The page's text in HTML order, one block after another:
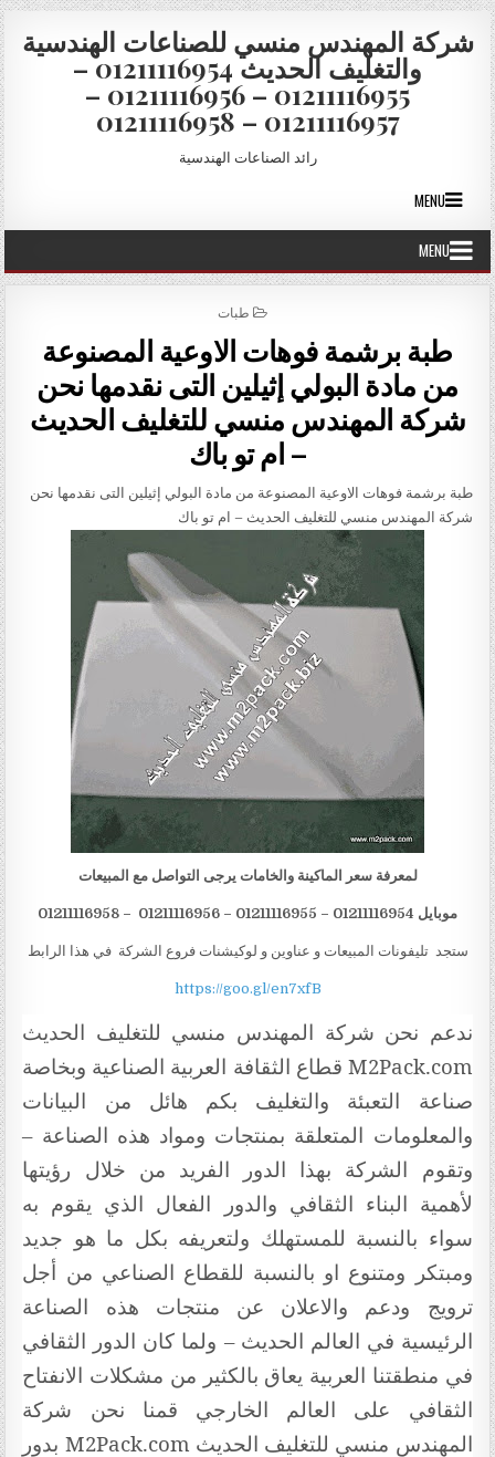
Skip to content
شركة المهندس منسي للصناعات الهندسية
والتغليف الحديث 01211116954 –
01211116955 – 01211116956 –
01211116957 – 01211116958
رائد الصناعات الهندسية
MENU
MENU
POSTED IN
طبات
طبة برشمة فوهات الاوعية المصنوعة
من مادة البولي إثيلين التى نقدمها نحن
شركة المهندس منسي للتغليف الحديث
– ام تو باك
طبة برشمة فوهات الاوعية المصنوعة من مادة البولي إثيلين التى نقدمها نحن
شركة المهندس منسي للتغليف الحديث – ام تو باك
لمعرفة سعر الماكينة والخامات يرجى التواصل مع المبيعات
موبايل 012 11116954 – 01211116955 – 01211116956 – 01211116958
ستجد تليفونات المبيعات و عناوين و لوكيشنات فروع الشركة في هذا الرابط
https://goo.gl/en7xfB
ندعم نحن شركة المهندس منسي للتغليف الحديث
M2Pack.com قطاع الثقافة العربية الصناعية وبخاصة
صناعة التعبئة والتغليف بكم هائل من البيانات
والمعلومات المتعلقة بمنتجات ومواد هذه الصناعة –
وتقوم الشركة بهذا الدور الفريد من خلال رؤيتها
لأهمية البناء الثقافي والدور الفعال الذي يقوم به
سواء بالنسبة للمستهلك ولتعريفه بكل ما هو جديد
ومبتكر ومتنوع او بالنسبة للقطاع الصناعي من أجل
ترويج ودعم والاعلان عن منتجات هذه الصناعة
الرئيسية في العالم الحديث – ولما كان الدور الثقافي
في منطقتنا العربية يعاق بالكثير من مشكلات الانفتاح
الثقافي على العالم الخارجي قمنا نحن شركة
المهندس منسي للتغليف الحديث M2Pack.com بدور